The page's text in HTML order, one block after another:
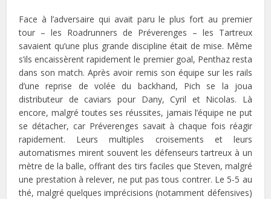
Face à l’adversaire qui avait paru le plus fort au premier
tour – les Roadrunners de Préverenges – les Tartreux
savaient qu’une plus grande discipline était de mise. Même
s’ils encaissèrent rapidement le premier goal, Penthaz resta
dans son match. Après avoir remis son équipe sur les rails
d’une reprise de volée du backhand, Pich se la joua
distributeur de caviars pour Dany, Cyril et Nicolas. Là
encore, malgré toutes ses réussites, jamais l’équipe ne put
se détacher, car Préverenges savait à chaque fois réagir
rapidement. Leurs multiples croisements et leurs
automatismes mirent souvent les défenseurs tartreux à un
mètre de la balle, offrant des tirs faciles que Steven, malgré
une prestation à relever, ne put pas tous contrer. Le 5-5 au
thé, malgré quelques imprécisions (notamment défensives)